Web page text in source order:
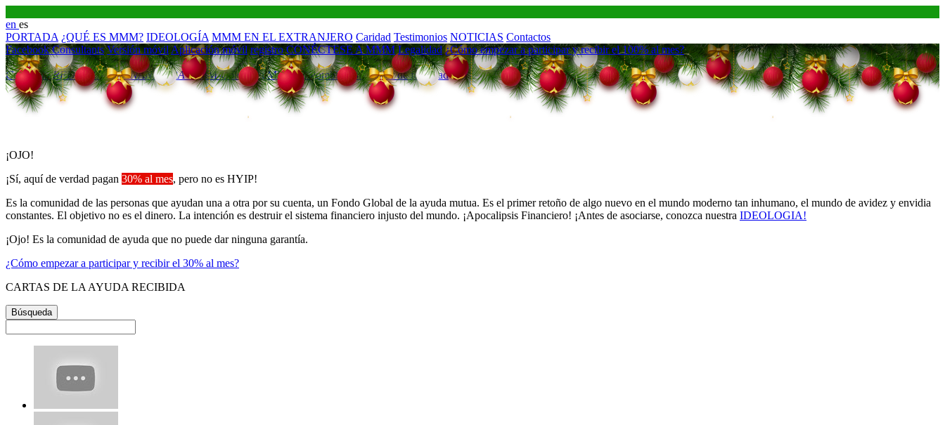
en es
PORTADA ¿QUÉ ES MMM? IDEOLOGÍA MMM EN EL EXTRANJERO Caridad Testimonios NOTICIAS Contactos
Facebook Consultants Versión móvilAplicación móvil registro CONÉCTESE A MMM Legalidad ¿Cómo empezar a participar y recibir el 100% al mes?
Loading...
Colombia RED SOCIAL FINANCIERA MMM-Colombia MMM ColombiaCalculador de felicidad
¡OJO!
¡Sí, aquí de verdad pagan 30% al mes, pero no es HYIP!
Es la comunidad de las personas que ayudan una a otra por su cuenta, un Fondo Global de la ayuda mutua. Es el primer retoño de algo nuevo en el mundo moderno tan inhumano, el mundo de avidez y envidia
constantes. El objetivo no es el dinero. La intención es destruir el sistema financiero injusto del mundo. ¡Apocalipsis Financiero! ¡Antes de asociarse, conozca nuestra IDEOLOGIA!
¡Ojo! Es la comunidad de ayuda que no puede dar ninguna garantía.
¿Cómo empezar a participar y recibir el 30% al mes?
CARTAS DE LA AYUDA RECIBIDA
Búsqueda